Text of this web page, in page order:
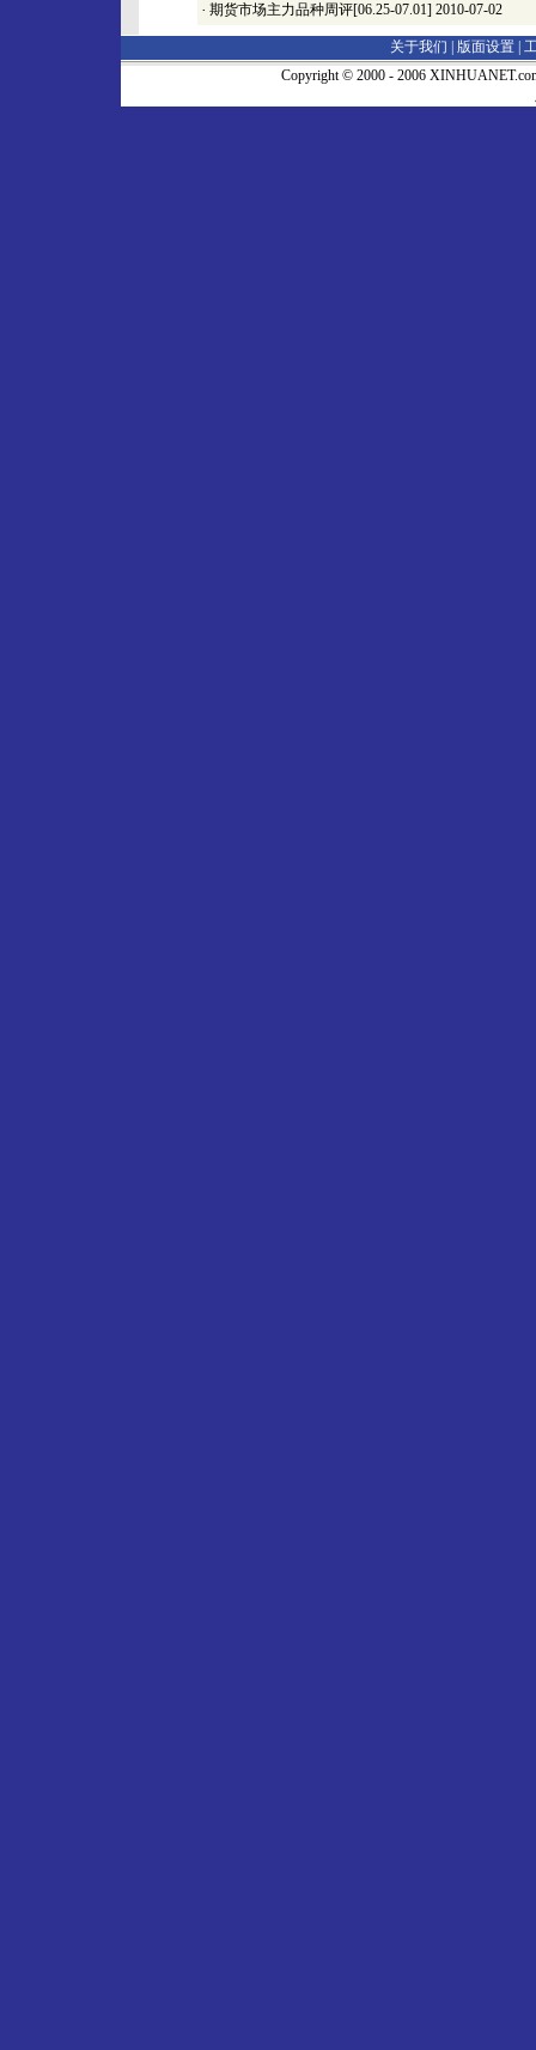
· 期货市场主力品种周评[06.25-07.01] 2010-07-02
关于我们 | 版面设置
Copyright © 2000 - 2006